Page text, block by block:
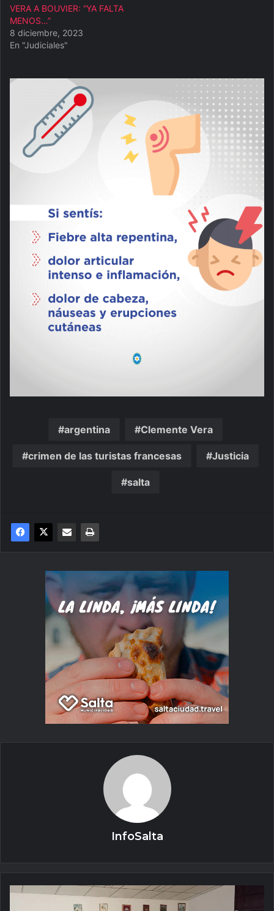
VERA A BOUVIER: “YA FALTA
MENOS…”
8 diciembre, 2023
En "Judiciales"
argentina Clemente Vera
crimen de las turistas francesas Justicia
salta
InfoSalta